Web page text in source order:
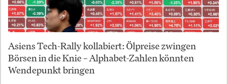
Asiens Tech-Rally kollabiert: Ölpreise zwingen
Börsen in die Knie – Alphabet-Zahlen könnten
Wendepunkt bringen